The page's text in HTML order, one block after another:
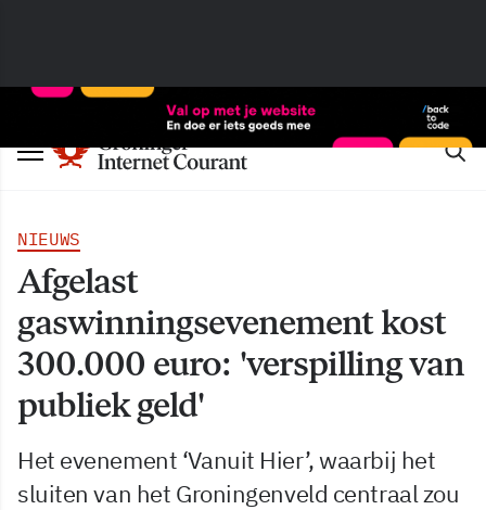
NIEUWS
Afgelast
gaswinningsevenement kost
300.000 euro: 'verspilling van
publiek geld'
Het evenement ‘Vanuit Hier’, waarbij het
sluiten van het Groningenveld centraal zou